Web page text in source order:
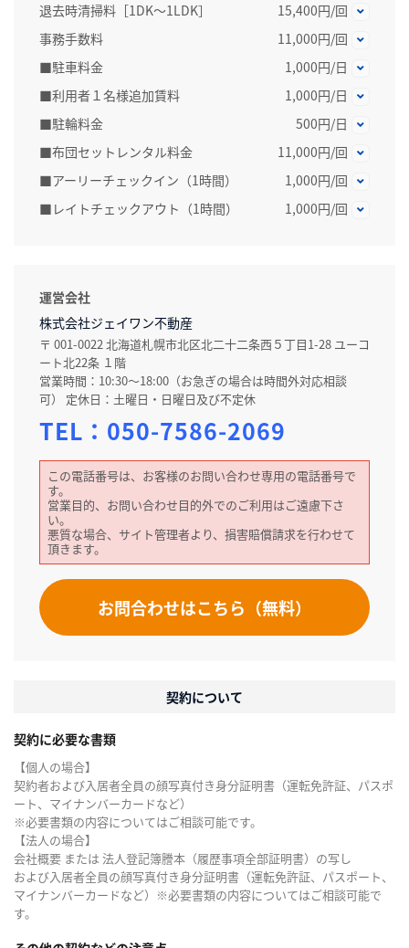
退去時清掃料［1DK～1LDK］
15,400円/回
事務手数料
11,000円/回
■駐車料金
1,000円/日
■利用者１名様追加賃料
1,000円/日
■駐輪料金
500円/日
■布団セットレンタル料金
11,000円/回
■アーリーチェックイン（1時間）
1,000円/回
■レイトチェックアウト（1時間）
1,000円/回
運営会社
株式会社ジェイワン不動産
〒 001-0022 北海道札幌市北区北二十二条西５丁目1-28 ユーコ
ート北22条 １階
営業時間：10:30～18:00（お急ぎの場合は時間外対応相談
可） 定休日：土曜日・日曜日及び不定休
TEL： 050-7586-2069
この電話番号は、お客様のお問い合わせ専用の電話番号で
す。
営業目的、お問い合わせ目的外でのご利用はご遠慮下さ
い。
悪質な場合、サイト管理者より、損害賠償請求を行わせて
頂きます。
お問合わせはこちら（無料）
契約について
契約に必要な書類
【個人の場合】
契約者および入居者全員の顔写真付き身分証明書（運転免許証、パスポ
ート、マイナンバーカードなど）
※必要書類の内容についてはご相談可能です。
【法人の場合】
会社概要 または 法人登記簿謄本（履歴事項全部証明書）の写し
および入居者全員の顔写真付き身分証明書（運転免許証、パスポート、
マイナンバーカードなど）※必要書類の内容についてはご相談可能で
す。